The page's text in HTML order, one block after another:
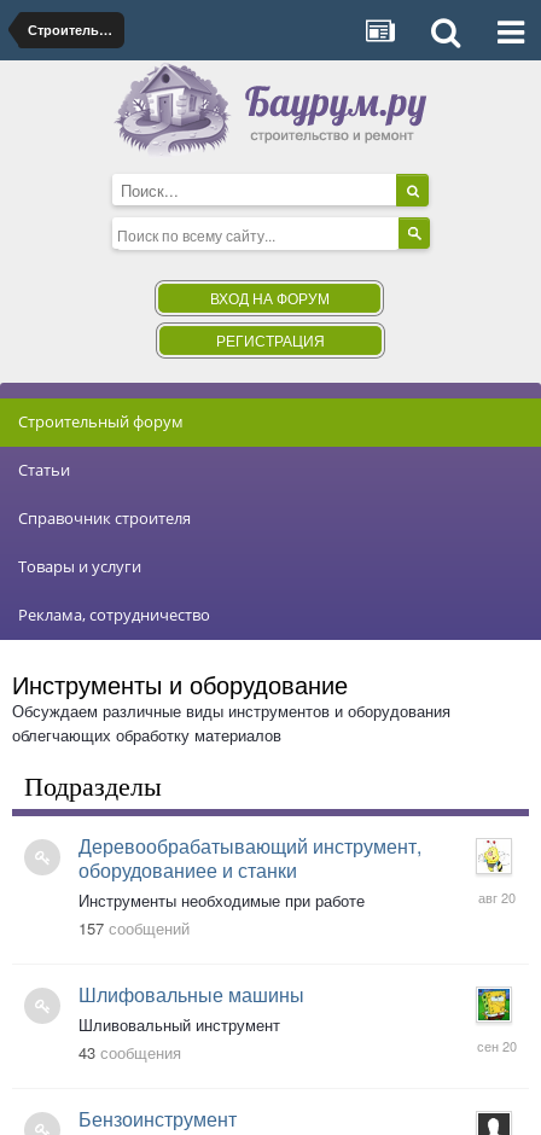
Строительство дома, дачи
ВХОД НА ФОРУМ
РЕГИСТРАЦИЯ
Строительный форум
Статьи
Справочник строителя
Товары и услуги
Реклама, сотрудничество
Инструменты и оборудование
Обсуждаем различные виды инструментов и оборудования
облегчающих обработку материалов
Подразделы
Деревообрабатывающий инструмент,
оборудованиее и станки
Инструменты необходимые при работе
157 сообщений
авг
Шлифовальные машины
Шливовальный инструмент
43 сообщения
сен
Бензоинструмент